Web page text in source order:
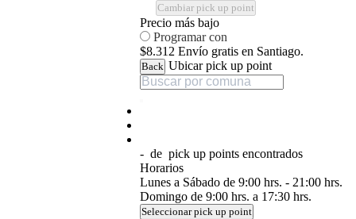
Cambiar pick up point
Precio más bajo
Programar con
$8.312 Envío gratis en Santiago.
Back Ubicar pick up point
- de pick up points encontrados
Horarios
Lunes a Sábado de 9:00 hrs. - 21:00 hrs.
Domingo de 9:00 hrs. a 17:30 hrs.
Seleccionar pick up point